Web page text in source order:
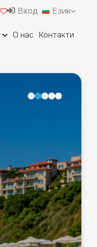
Вход Език
О нас Контакти